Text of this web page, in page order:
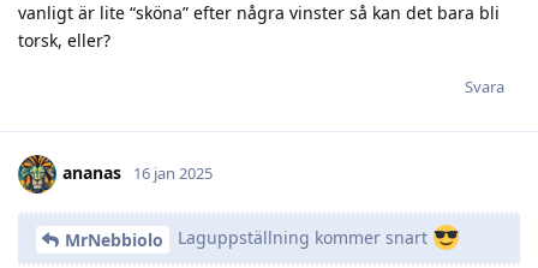
vanligt är lite “sköna” efter några vinster så kan det bara bli
torsk, eller?
Svara
ananas 16 jan 2025
MrNebbiolo Laguppställning kommer snart